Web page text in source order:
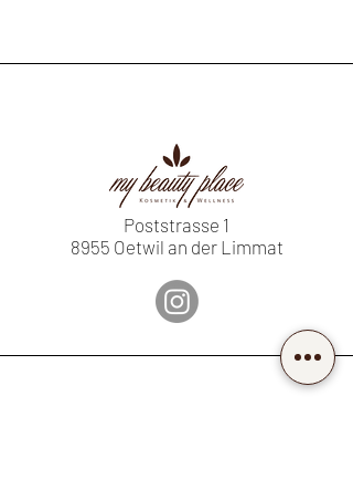
Poststrasse 1
8955 Oetwil an der Limmat